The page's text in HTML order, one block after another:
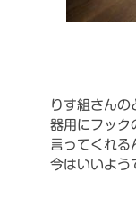
りす組さんの
器用にフック
言ってくれる
今はいいよう